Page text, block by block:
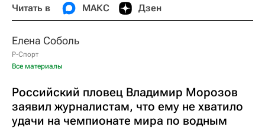
Читать в МАКС Дзен
Елена Соболь
Р-Спорт
Все материалы
Российский пловец Владимир Морозов
заявил журналистам, что ему не хватило
удачи на чемпионате мира по водным